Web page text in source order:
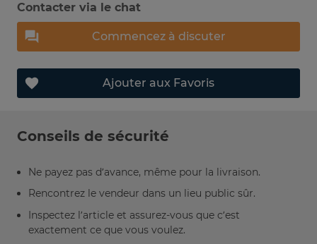
Contacter via le chat
Commencez à discuter
Ajouter aux Favoris
Conseils de sécurité
Ne payez pas d’avance, même pour la livraison.
Rencontrez le vendeur dans un lieu public sûr.
Inspectez l’article et assurez-vous que c’est
exactement ce que vous voulez.